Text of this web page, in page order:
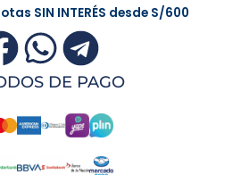
SIN INTERÉS desde S/600
DE PAGO